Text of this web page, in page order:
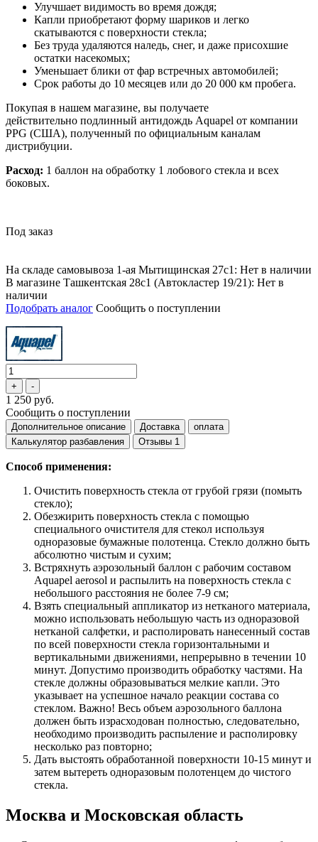
Улучшает видимость во время дождя;
Капли приобретают форму шариков и легко
скатываются с поверхности стекла;
Без труда удаляются наледь, снег, и даже присохшие
остатки насекомых;
Уменьшает блики от фар встречных автомобилей;
Срок работы до 10 месяцев или до 20 000 км пробега.
Покупая в нашем магазине, вы получаете
действительно подлинный антидождь Aquapel от компании
PPG (США), полученный по официальным каналам
дистрибуции.
Расход: 1 баллон на обработку 1 лобового стекла и всех
боковых.
Под заказ
На складе самовывоза 1-ая Мытищинская 27с1: Нет в наличии
В магазине Ташкентская 28с1 (Автокластер 19/21): Нет в
наличии
Подобрать аналог Сообщить о поступлении
1 250 руб.
Сообщить о поступлении
Дополнительное описание Доставка
оплата
Калькулятор разбавления
Отзывы 1
Способ применения:
Очистить поверхность стекла от грубой грязи (помыть
стекло);
Обезжирить поверхность стекла с помощью
специального очистителя для стекол используя
одноразовые бумажные полотенца. Стекло должно быть
абсолютно чистым и сухим;
Встряхнуть аэрозольный баллон с рабочим составом
Aquapel aerosol и распылить на поверхность стекла с
небольшого расстояния не более 7-9 см;
Взять специальный аппликатор из нетканого материала,
можно использовать небольшую часть из одноразовой
нетканой салфетки, и располировать нанесенный состав
по всей поверхности стекла горизонтальными и
вертикальными движениями, непрерывно в течении 10
минут. Допустимо производить обработку частями. На
стекле должны образовываться мелкие капли. Это
указывает на успешное начало реакции состава со
стеклом. Важно! Весь объем аэрозольного баллона
должен быть израсходован полностью, следовательно,
необходимо производить распыление и располировку
несколько раз повторно;
Дать выстоять обработанной поверхности 10-15 минут и
затем вытереть одноразовым полотенцем до чистого
стекла.
Москва и Московская область